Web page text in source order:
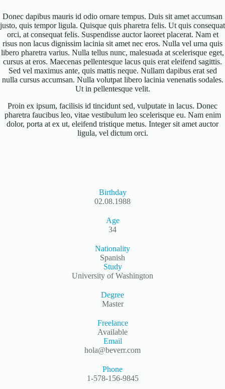
Donec dapibus mauris id odio ornare tempus. Duis sit amet accumsan
justo, quis tempor ligula. Quisque quis pharetra felis. Ut quis consequat
orci, at consequat felis. Suspendisse auctor laoreet placerat. Nam et
risus non lacus dignissim lacinia sit amet nec eros. Nulla vel urna quis
libero pharetra varius. Nulla tellus nunc, malesuada at scelerisque eget,
cursus at eros. Maecenas pellentesque lacus quis erat eleifend sagittis.
Sed vel maximus ante, quis mattis neque. Nullam dapibus erat sed
nulla cursus accumsan. Nulla volutpat libero lacinia venenatis sodales.
Ut in pellentesque velit.
Proin ex ipsum, facilisis id tincidunt sed, vulputate in lacus. Donec
pharetra faucibus leo, vitae vestibulum leo scelerisque eu. Nam enim
dolor, porta at ex ut, eleifend tristique metus. Integer sit amet auctor
ligula, vel dictum orci.
Birthday
02.08.1988
Age
34
Nationality
Spanish
Study
University of Washington
Degree
Master
Freelance
Available
Email
hola@beverr.com
Phone
1-578-156-9845